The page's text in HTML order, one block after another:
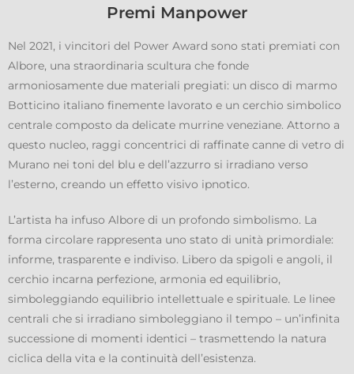
Premi Manpower
Nel 2021, i vincitori del Power Award sono stati premiati con
Albore, una straordinaria scultura che fonde
armoniosamente due materiali pregiati: un disco di marmo
Botticino italiano finemente lavorato e un cerchio simbolico
centrale composto da delicate murrine veneziane. Attorno a
questo nucleo, raggi concentrici di raffinate canne di vetro di
Murano nei toni del blu e dell’azzurro si irradiano verso
l’esterno, creando un effetto visivo ipnotico.
L’artista ha infuso Albore di un profondo simbolismo. La
forma circolare rappresenta uno stato di unità primordiale:
informe, trasparente e indiviso. Libero da spigoli e angoli, il
cerchio incarna perfezione, armonia ed equilibrio,
simboleggiando equilibrio intellettuale e spirituale. Le linee
centrali che si irradiano simboleggiano il tempo – un’infinita
successione di momenti identici – trasmettendo la natura
ciclica della vita e la continuità dell’esistenza.